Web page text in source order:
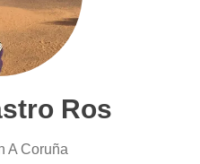
Ros
A Coruña